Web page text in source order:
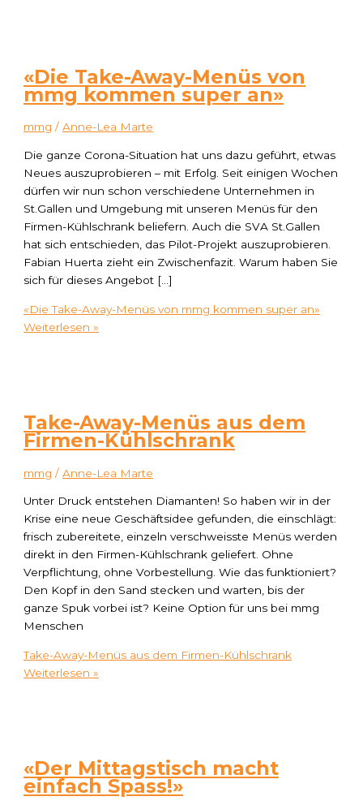
«Die Take-Away-Menüs von
mmg kommen super an»
mmg /Anne-Lea Marte
Die ganze Corona-Situation hat uns dazu geführt, etwas
Neues auszuprobieren – mit Erfolg. Seit einigen Wochen
dürfen wir nun schon verschiedene Unternehmen in
St.Gallen und Umgebung mit unseren Menüs für den
Firmen-Kühlschrank beliefern. Auch die SVA St.Gallen
hat sich entschieden, das Pilot-Projekt auszuprobieren.
Fabian Huerta zieht ein Zwischenfazit. Warum haben Sie
sich für dieses Angebot […]
«Die Take-Away-Menüs von mmg kommen super an»
Weiterlesen »
Take-Away-Menüs aus dem
Firmen-Kühlschrank
mmg /Anne-Lea Marte
Unter Druck entstehen Diamanten! So haben wir in der
Krise eine neue Geschäftsidee gefunden, die einschlägt:
frisch zubereitete, einzeln verschweisste Menüs werden
direkt in den Firmen-Kühlschrank geliefert. Ohne
Verpflichtung, ohne Vorbestellung. Wie das funktioniert?
Den Kopf in den Sand stecken und warten, bis der
ganze Spuk vorbei ist? Keine Option für uns bei mmg
Menschen
Take-Away-Menüs aus dem Firmen-Kühlschrank
Weiterlesen »
«Der Mittagstisch macht
einfach Spass!»